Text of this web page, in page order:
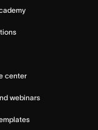
center
webinars